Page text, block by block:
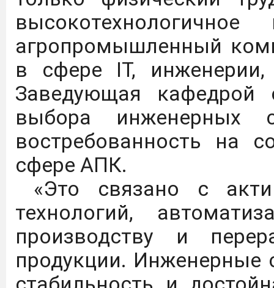
Цифровые плакаты,
осмотрительности
телекоммуникационных
Дагестанский
агротехнологических
Дагестанский
имени М.М.
2027 года в
агропромышленный
в сфере IT, инженерии,
Заведующая кафедрой
выбора инженерных
востребованность на
сфере АПК.
«Это связано с
технологий,
производству и
продукции. Инженерные